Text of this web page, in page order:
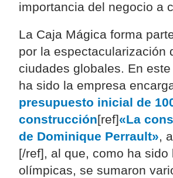
importancia del negocio a
La Caja Mágica forma
por la espectacularización
ciudades globales. En
ha sido la empresa
presupuesto inicial de
construcción[ref]«La
de Dominique Perrault»,
[/ref], al que, como ha
olímpicas, se sumaron